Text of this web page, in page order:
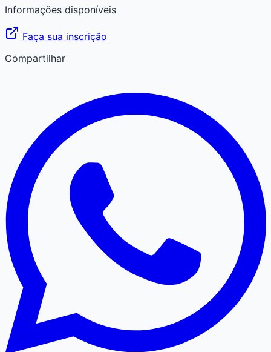
Informações disponíveis
Faça sua inscrição
Compartilhar